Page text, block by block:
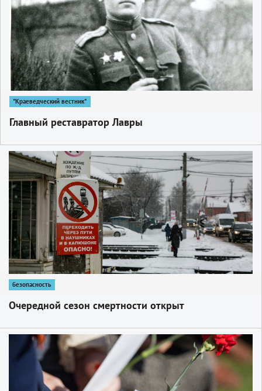
"Краеведческий вестник"
Главный реставратор Лавры
1
безопасность
Очередной сезон смертности открыт